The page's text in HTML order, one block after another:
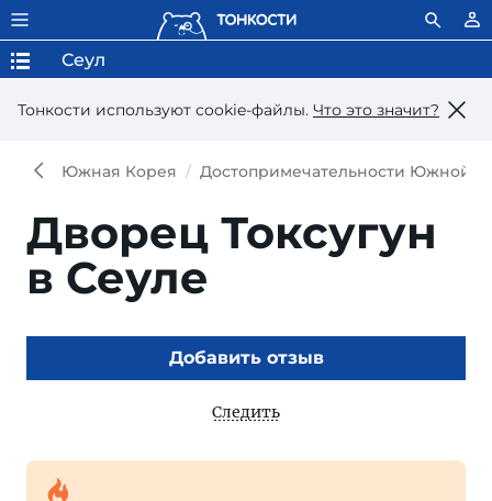
Тонкости используют сookie-файлы. Что это значит?
Сеул
Южная Корея Достопримечательности Южной
Дворец Токсугун
в Сеуле
Добавить отзыв
Следить